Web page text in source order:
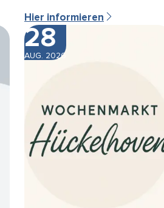
Hier informieren
28
AUG. 2026